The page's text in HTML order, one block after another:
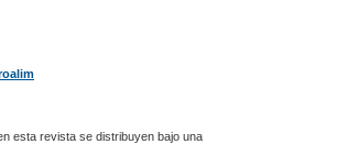
esta revista se distribuyen bajo una